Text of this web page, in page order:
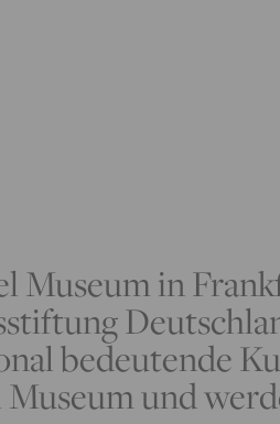
Museum in
bedeutende
und